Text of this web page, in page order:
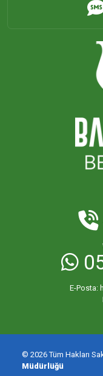
E-Posta:
© 2026 Tüm Hakları
Müdürlüğü